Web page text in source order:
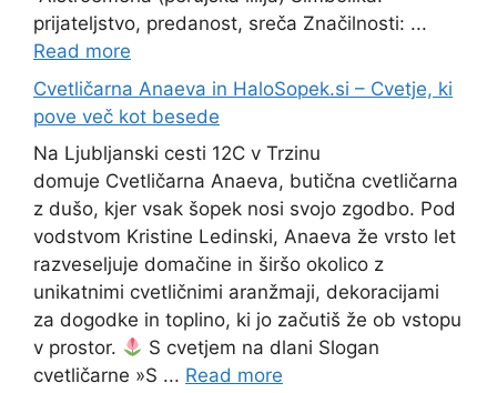
prijateljstvo, predanost, sreča Značilnosti: ...
Read more
Cvetličarna Anaeva in HaloSopek.si – Cvetje, ki
pove več kot besede
Na Ljubljanski cesti 12C v Trzinu
domuje Cvetličarna Anaeva, butična cvetličarna
z dušo, kjer vsak šopek nosi svojo zgodbo. Pod
vodstvom Kristine Ledinski, Anaeva že vrsto let
razveseljuje domačine in širšo okolico z
unikatnimi cvetličnimi aranžmaji, dekoracijami
za dogodke in toplino, ki jo začutiš že ob vstopu
v prostor.
S cvetjem na dlani Slogan
cvetličarne »S ... Read more